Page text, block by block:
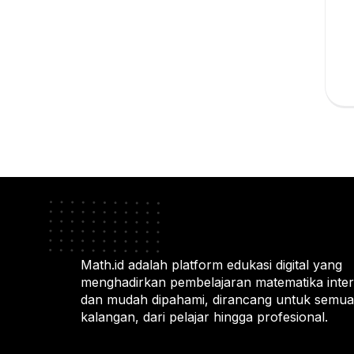
Math.id adalah platform edukasi digital yang
menghadirkan pembelajaran matematika
dan mudah dipahami, dirancang untuk semua
kalangan, dari pelajar hingga profesional.